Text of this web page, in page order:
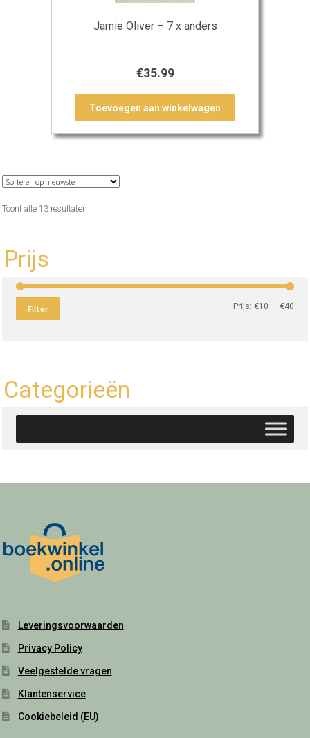
Jamie Oliver – 7 x anders
€35.99
Toevoegen aan winkelwagen
Toont alle 13 resultaten
Prijs
Filter Prijs: €10 — €40
Categorieën
Leveringsvoorwaarden
Privacy Policy
Veelgestelde vragen
Klantenservice
Cookiebeleid (EU)